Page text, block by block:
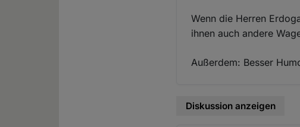
Wenn die Herren
ihnen auch andere
Außerdem: Besser
Diskussion anzeigen